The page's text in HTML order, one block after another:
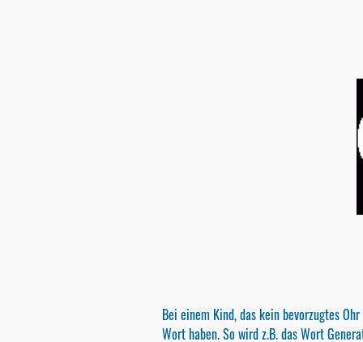
Bei einem Kind, das kein bevorzugtes
Wort haben. So wird z.B. das Wort